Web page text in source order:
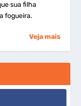
sua filha
fogueira.
Veja mais